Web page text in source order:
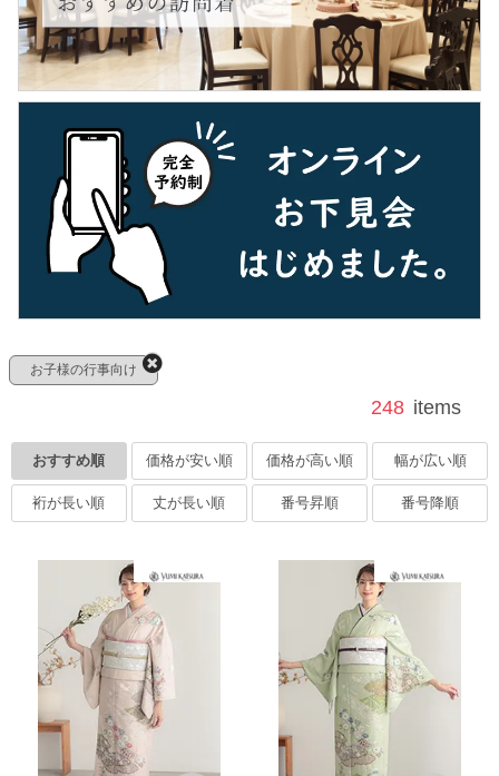
お子様の行事向け
248 items
おすすめ順 価格が安い順 価格が高い順 幅が広い順
裄が長い順 丈が長い順 番号昇順 番号降順